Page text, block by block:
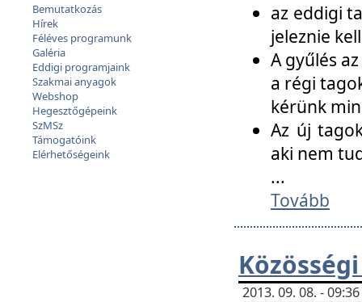
Bemutatkozás
Hírek
Féléves programunk
Galéria
Eddigi programjaink
Szakmai anyagok
Webshop
Hegesztőgépeink
SzMSz
Támogatóink
Elérhetőségeink
az eddigi
jeleznie
A gyűlés
a régi
kérünk
Az új
aki nem
...
Tovább
2013. 09. 08. -